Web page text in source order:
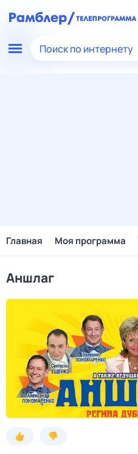
Поиск по интернету
Главная Моя программа
Аншлаг